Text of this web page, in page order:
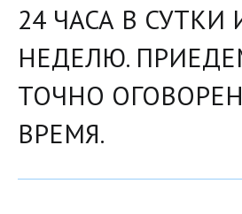
24 ЧАСА В СУТКИ
НЕДЕЛЮ.
ТОЧНО
ВРЕМЯ.